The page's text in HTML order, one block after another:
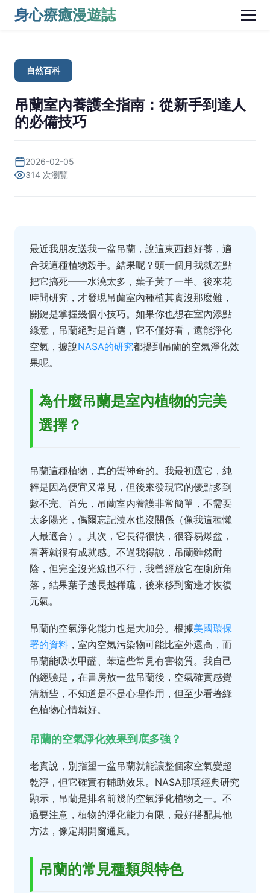
身心療癒漫遊誌
自然百科
吊蘭室內養護全指南：從新手到達人
的必備技巧
2026-02-05
314 次瀏覽
最近我朋友送我一盆吊蘭，說這東西超好養，適
合我這種植物殺手。結果呢？頭一個月我就差點
把它搞死——水澆太多，葉子黃了一半。後來花
時間研究，才發現吊蘭室內種植其實沒那麼難，
關鍵是掌握幾個小技巧。如果你也想在室內添點
綠意，吊蘭絕對是首選，它不僅好看，還能淨化
空氣，據說NASA的研究都提到吊蘭的空氣淨化效
果呢。
為什麼吊蘭是室內植物的完美
選擇？
吊蘭這種植物，真的蠻神奇的。我最初選它，純
粹是因為便宜又常見，但後來發現它的優點多到
數不完。首先，吊蘭室內養護非常簡單，不需要
太多陽光，偶爾忘記澆水也沒關係（像我這種懶
人最適合）。其次，它長得很快，很容易爆盆，
看著就很有成就感。不過我得說，吊蘭雖然耐
陰，但完全沒光線也不行，我曾經放它在廁所角
落，結果葉子越長越稀疏，後來移到窗邊才恢復
元氣。
吊蘭的空氣淨化能力也是大加分。根據美國環保
署的資料 ，室內空氣污染物可能比室外還高，而
吊蘭能吸收甲醛、苯這些常見有害物質。我自己
的經驗是，在書房放一盆吊蘭後，空氣確實感覺
清新些，不知道是不是心理作用，但至少看著綠
色植物心情就好。
吊蘭的空氣淨化效果到底多強？
老實說，別指望一盆吊蘭就能讓整個家空氣變超
乾淨，但它確實有輔助效果。NASA那項經典研究
顯示，吊蘭是排名前幾的空氣淨化植物之一。不
過要注意，植物的淨化能力有限，最好搭配其他
方法，像定期開窗通風。
吊蘭的常見種類與特色